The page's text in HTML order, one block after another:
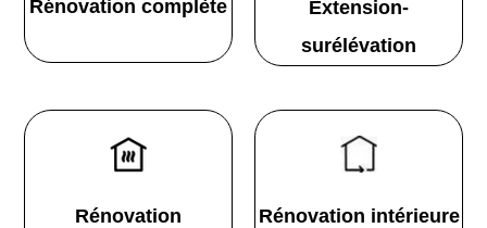
Rénovation complète
Extension-
surélévation
Rénovation
Rénovation intérieure